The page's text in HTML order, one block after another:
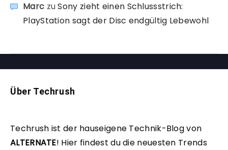
Marc zuSony zieht einen Schlussstrich:
PlayStation sagt der Disc endgültig Lebewohl
Über Techrush
Techrush ist der hauseigene Technik-Blog von
ALTERNATE! Hier findest du die neuesten Trends